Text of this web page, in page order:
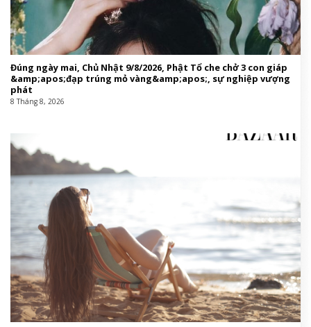
Đúng ngày mai, Chủ Nhật 9/8/2026, Phật Tổ che chở 3 con giáp
&amp;apos;đạp trúng mỏ vàng&amp;apos;, sự nghiệp vượng
phát
8 Tháng 8, 2026